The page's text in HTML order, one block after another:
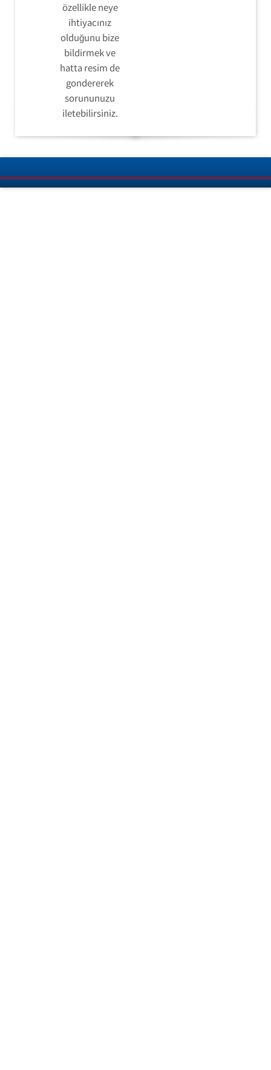
özellikle neye
ihtiyacınız
olduğunu bize
bildirmek ve
hatta resim de
gondererek
sorununuzu
iletebilirsiniz.